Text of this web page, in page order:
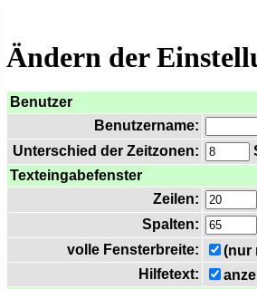
Ändern der
Benutzer
Benutzername:
Unterschied der Zeitzonen:
Texteingabefenster
Zeilen:
Spalten:
volle Fensterbreite:
(nur
Hilfetext: